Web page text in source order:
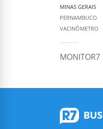
MINAS GERAIS
PERNAMBUCO
VACINÔMETRO
MONITOR7